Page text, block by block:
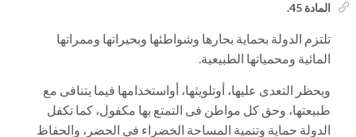
المادة 45.
تلتزم الدولة بحماية بحارها وشواطئها وبحيراتها وممراتها
المائية ومحمياتها الطبيعية.
ويحظر التعدى عليها، أوتلويثها، أواستخدامها فيما يتنافى مع
طبيعتها، وحق كل مواطن فى التمتع بها مكفول، كما تكفل
الدولة حماية وتنمية المساحة الخضراء في الحضر، والحفاظ